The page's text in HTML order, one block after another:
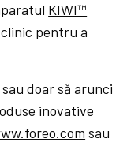
KIWI™
pentru a
doar să arunci
inovative
sau